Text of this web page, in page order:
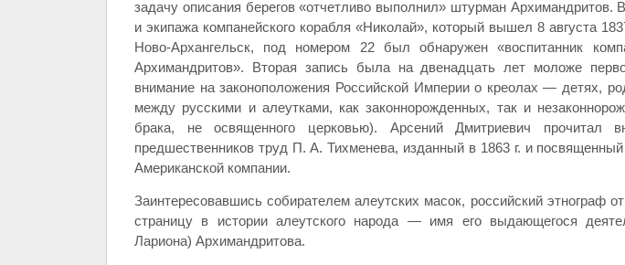
задачу описания берегов «отчетливо выполнил» штурман Архимандритов.
и экипажа компанейского корабля «Николай», который вышел 8 августа
Ново-Архангельск, под номером 22 был обнаружен «воспитанник
Архимандритов». Вторая запись была на двенадцать лет моложе
внимание на законоположения Российской Империи о креолах — детях,
между русскими и алеутками, как законнорожденных, так и
брака, не освященного церковью). Арсений Дмитриевич прочитал
предшественников труд П. А. Тихменева, изданный в 1863 г. и
Американской компании.
Заинтересовавшись собирателем алеутских масок, российский этнограф
страницу в истории алеутского народа — имя его выдающегося
Лариона) Архимандритова.